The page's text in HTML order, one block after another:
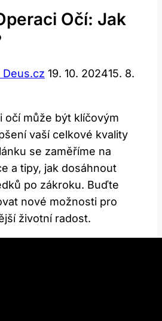
Očí: Jak
Deus.cz 19. 10. 202415. 8.
očí může být klíčovým
vaší ⁤celkové⁢ kvality
se⁤ zaměříme na
a⁤ tipy, jak dosáhnout
po zákroku. Buďte
nové možnosti pro
životní radost.